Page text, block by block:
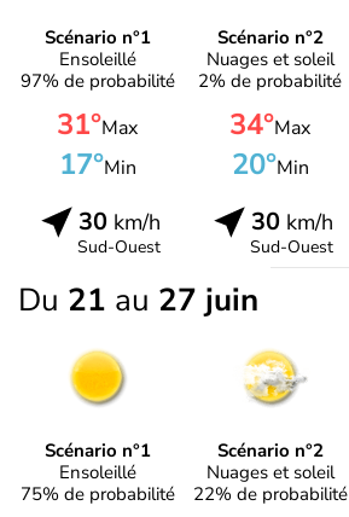
Scénario n°1
Ensoleillé
97% de probabilité
31°Max
17°Min
30km/h
Sud-Ouest
Scénario n°2
Nuages et soleil
2% de probabilité
34°Max
20°Min
30km/h
Sud-Ouest
Du 21 au 27 juin
Scénario n°1
Ensoleillé
75% de probabilité
Scénario n°2
Nuages et soleil
22% de probabilité